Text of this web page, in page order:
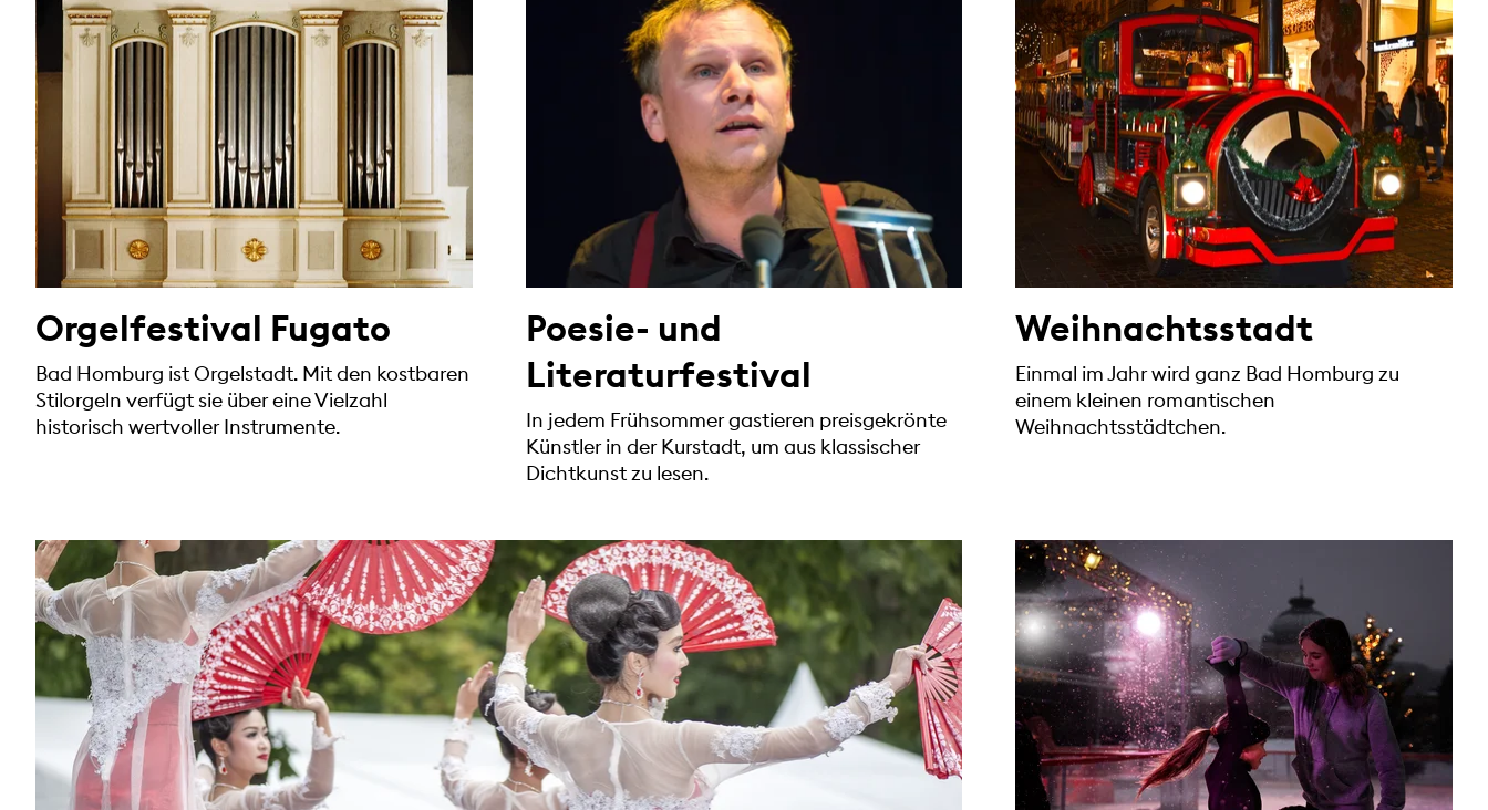
Orgelfestival Fugato
Bad Homburg ist Orgelstadt. Mit den kostbaren
Stilorgeln verfügt sie über eine Vielzahl
historisch wertvoller Instrumente.
Poesie- und
Literaturfestival
In jedem Frühsommer gastieren preisgekrönte
Künstler in der Kurstadt, um aus klassischer
Dichtkunst zu lesen.
Weihnachtsstadt
Einmal im Jahr wird ganz Bad Homburg zu
einem kleinen romantischen
Weihnachtsstädtchen.